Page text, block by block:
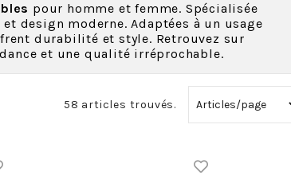
pour homme et femme. Spécialisée
design moderne. Adaptées à un usage
durabilité et style. Retrouvez sur
et une qualité irréprochable.
58 articles trouvés.